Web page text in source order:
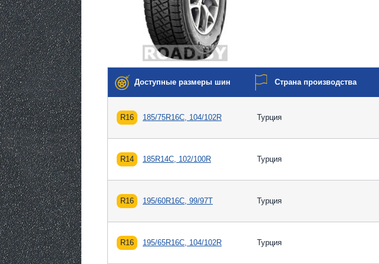
Доступные размеры шин Страна производства
R16 185/75R16C, 104/102R Турция
R14 185R14C, 102/100R Турция
R16 195/60R16C, 99/97T Турция
R16 195/65R16C, 104/102R Турция